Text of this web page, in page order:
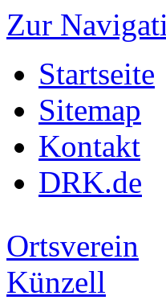
Zur
Startseite
Sitemap
Kontakt
DRK.de
Ortsverein
Künzell